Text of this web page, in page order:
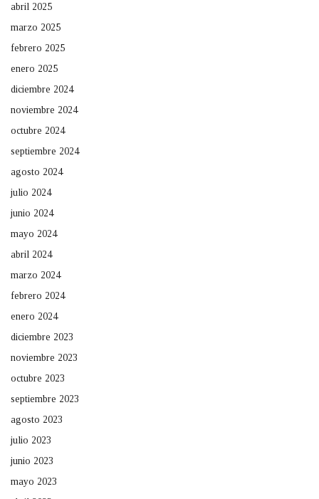
abril 2025
marzo 2025
febrero 2025
enero 2025
diciembre 2024
noviembre 2024
octubre 2024
septiembre 2024
agosto 2024
julio 2024
junio 2024
mayo 2024
abril 2024
marzo 2024
febrero 2024
enero 2024
diciembre 2023
noviembre 2023
octubre 2023
septiembre 2023
agosto 2023
julio 2023
junio 2023
mayo 2023